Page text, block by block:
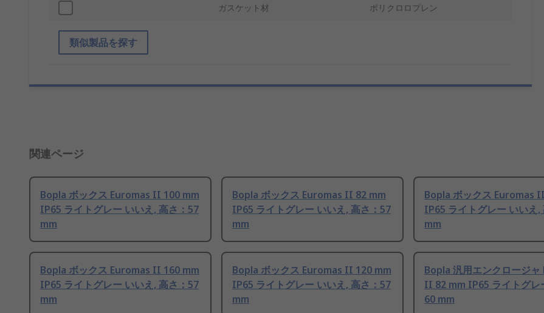
ガスケット材 ポリクロロプレン
類似製品を探す
関連ページ
Bopla ボックス Euromas II 100 mm
IP65 ライトグレー いいえ, 高さ：57
mm
Bopla ボックス Euromas II 82 mm
IP65 ライトグレー いいえ, 高さ：57
mm
Bopla ボックス Euromas
IP65 ライトグレー いいえ,
mm
Bopla ボックス Euromas II 160 mm
IP65 ライトグレー いいえ, 高さ：57
mm
Bopla ボックス Euromas II 120 mm
IP65 ライトグレー いいえ, 高さ：57
mm
Bopla 汎用エンクロージャ
II 82 mm IP65 ライトグレ
60 mm